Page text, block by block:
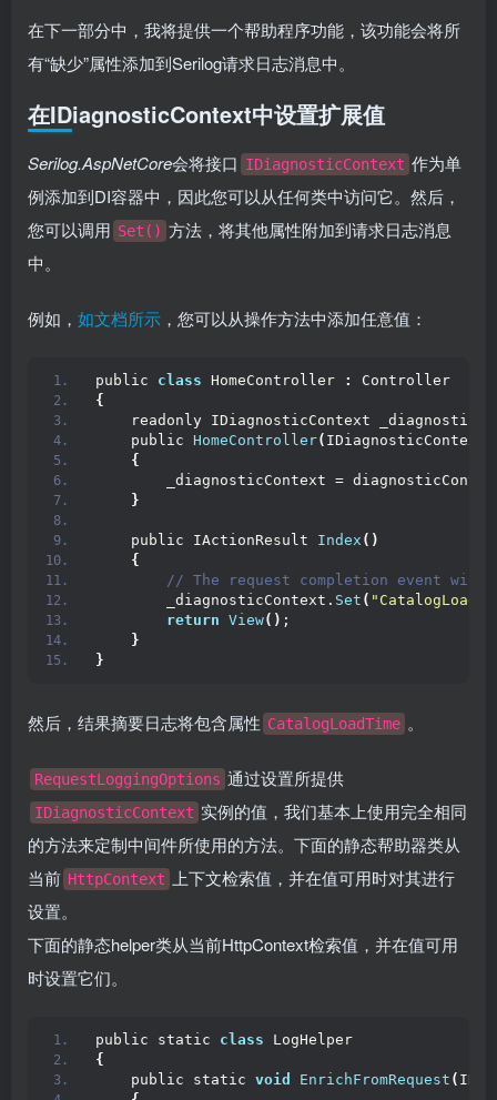
在下一部分中，我将提供一个帮助程序功能，该功能会将所
有“缺少”属性添加到Serilog请求日志消息中。
在IDiagnosticContext中设置扩展值
Serilog.AspNetCore会将接口 IDiagnosticContext 作为单
例添加到DI容器中，因此您可以从任何类中访问它。然后，
您可以调用 Set() 方法，将其他属性附加到请求日志消息
中。
例如， 如文档所示 ，您可以从操作方法中添加任意值：
public class HomeController :
Controller
{
readonly IDiagnosticContext
    public
HomeController( IDiagnosticContext
{
_diagnosticContext =
}
    public IActionResult
Index ()
{
// The request completion event
        _diagnosticContext.
Set (
return View() ;
}
}
然后，结果摘要日志将包含属性 CatalogLoadTime 。
RequestLoggingOptions 通过设置所提供
IDiagnosticContext 实例的值，我们基本上使用完全相同
的方法来定制中间件所使用的方法。下面的静态帮助器类从
当前 HttpContext
上下文检索值，并在值可用时对其进行
设置。
下面的静态helper类从当前HttpContext检索值，并在值可用
时设置它们。
public static class LogHelper
{
    public static
void EnrichFromRequest (